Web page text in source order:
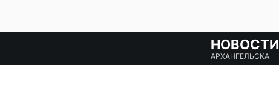
НОВОСТИ
АРХАНГЕЛЬСКА